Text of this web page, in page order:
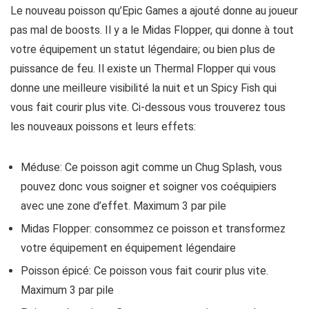
Le nouveau poisson qu’Epic Games a ajouté donne au joueur
pas mal de boosts. Il y a le Midas Flopper, qui donne à tout
votre équipement un statut légendaire; ou bien plus de
puissance de feu. Il existe un Thermal Flopper qui vous
donne une meilleure visibilité la nuit et un Spicy Fish qui
vous fait courir plus vite. Ci-dessous vous trouverez tous
les nouveaux poissons et leurs effets:
Méduse: Ce poisson agit comme un Chug Splash, vous
pouvez donc vous soigner et soigner vos coéquipiers
avec une zone d’effet. Maximum 3 par pile
Midas Flopper: consommez ce poisson et transformez
votre équipement en équipement légendaire
Poisson épicé: Ce poisson vous fait courir plus vite.
Maximum 3 par pile